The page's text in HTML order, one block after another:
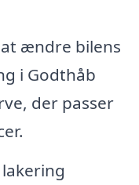
ændre bilens
i Godthåb
der passer